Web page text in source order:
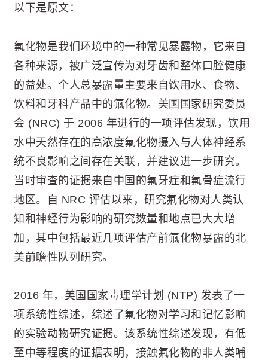
以下是原文：
氟化物是我们环境中的一种常见暴露物，它来自
各种来源，被广泛宣传为对牙齿和整体口腔健康
的益处。个人总暴露量主要来自饮用水、食物、
饮料和牙科产品中的氟化物。美国国家研究委员
会 (NRC) 于 2006 年进行的一项评估发现，饮用
水中天然存在的高浓度氟化物摄入与人体神经系
统不良影响之间存在关联，并建议进一步研究。
当时审查的证据来自中国的氟牙症和氟骨症流行
地区。自 NRC 评估以来，研究氟化物对人类认
知和神经行为影响的研究数量和地点已大大增
加，其中包括最近几项评估产前氟化物暴露的北
美前瞻性队列研究。
2016 年，美国国家毒理学计划 (NTP) 发表了一
项系统性综述，综述了氟化物对学习和记忆影响
的实验动物研究证据。该系统性综述发现，有低
至中等程度的证据表明，接触氟化物的非人类哺